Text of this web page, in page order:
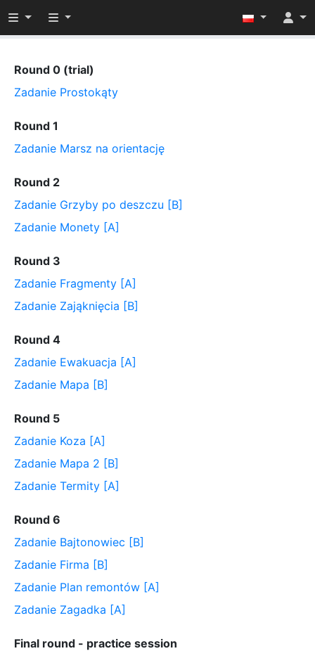
Przełącz widoczność menu
Przełącz widoczność menu
Round 0 (trial)
Zadanie Prostokąty
Round 1
Zadanie Marsz na orientację
Round 2
Zadanie Grzyby po deszczu [B]
Zadanie Monety [A]
Round 3
Zadanie Fragmenty [A]
Zadanie Zająknięcia [B]
Round 4
Zadanie Ewakuacja [A]
Zadanie Mapa [B]
Round 5
Zadanie Koza [A]
Zadanie Mapa 2 [B]
Zadanie Termity [A]
Round 6
Zadanie Bajtonowiec [B]
Zadanie Firma [B]
Zadanie Plan remontów [A]
Zadanie Zagadka [A]
Final round - practice session